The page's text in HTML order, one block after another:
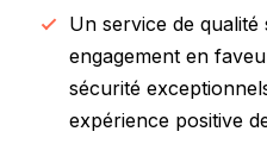
Un service de
engagement en
sécurité
expérience positive